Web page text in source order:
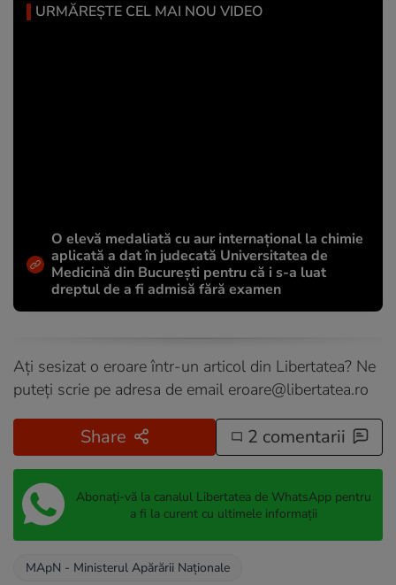
URMĂREȘTE CEL MAI NOU VIDEO
O elevă medaliată cu aur internațional la chimie
aplicată a dat în judecată Universitatea de
Medicină din București pentru că i s-a luat
dreptul de a fi admisă fără examen
Ați sesizat o eroare într-un articol din Libertatea? Ne
puteți scrie pe adresa de email eroare@libertatea.ro
Share 2 comentarii
Abonați-vă la canalul Libertatea de WhatsApp pentru
a fi la curent cu ultimele informații
MApN - Ministerul Apărării Naționale